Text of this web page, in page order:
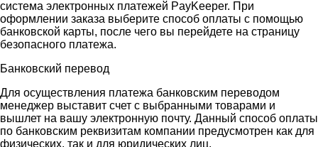
система электронных платежей PayKeeper. При
оформлении заказа выберите способ оплаты с помощью
банковской карты, после чего вы перейдете на страницу
безопасного платежа.
Банковский перевод
Для осуществления платежа банковским переводом
менеджер выставит счет с выбранными товарами и
вышлет на вашу электронную почту. Данный способ оплаты
по банковским реквизитам компании предусмотрен как для
физических, так и для юридических лиц.